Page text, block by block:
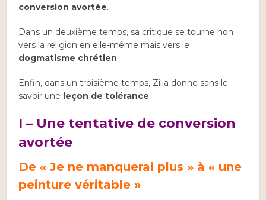
conversion avortée.
Dans un deuxième temps, sa critique se tourne non
vers la religion en elle-même mais vers le
dogmatisme chrétien.
Enfin, dans un troisième temps, Zilia donne sans le
savoir une leçon de tolérance.
I – Une tentative de conversion
avortée
De « Je ne manquerai plus » à « une
peinture véritable »